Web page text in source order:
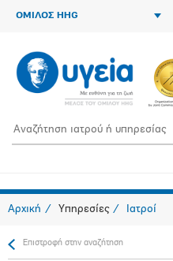
ΟΜΙΛΟΣ HHG
Αρχική Υπηρεσίες Ιατροί
Επιστροφή στην αναζήτηση